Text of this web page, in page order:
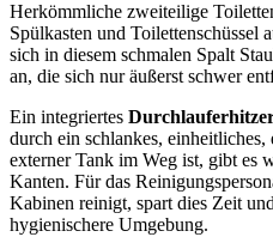
Herkömmliche zweiteilige
Spülkasten und Toilettenschüssel
sich in diesem schmalen Spalt
an, die sich nur äußerst schwer
Ein integriertes
durch ein schlankes,
externer Tank im Weg ist, gibt es
Kanten. Für das
Kabinen reinigt, spart dies Zeit
hygienischere Umgebung.